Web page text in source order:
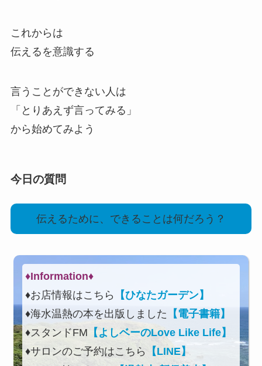
これからは
伝えるを意識する
言うことができない人は
「とりあえず言ってみる」
から始めてみよう
今日の質問
伝えるために、できることは何だろう？
♦Information♦︎
♦お店情報はこちら
【ひなたガーデン】
♦海水温熱の本を出版しました 【電子書籍】
♦スタンドFM 【よしベーのLove Like Life】
♦サロンのご予約はこちら
【LINE】